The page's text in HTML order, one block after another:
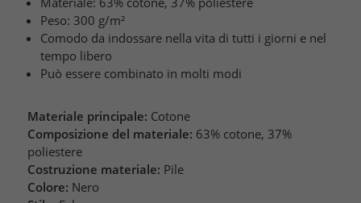
Peso: 300 g/m²
Comodo da indossare nella vita di tutti i giorni e nel
tempo libero
Può essere combinato in molti modi
Materiale principale: Cotone
Composizione del materiale: 63% cotone, 37%
poliestere
Costruzione materiale: Pile
Colore: Nero